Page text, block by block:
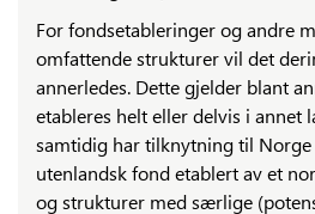
For fondsetableringer og andre
omfattende strukturer vil det
annerledes. Dette gjelder blant
etableres helt eller delvis i annet
samtidig har tilknytning til Norge
utenlandsk fond etablert av et
og strukturer med særlige